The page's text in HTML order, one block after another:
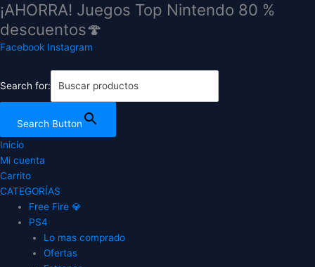
Ir
contenido
¡AHORRA! Juegos Top Nintendo 80 %
descuentos🍄
Facebook Instagram
Search for:
Search Button
Inicio
Mi cuenta
Carrito
CATEGORÍAS
Free Fire 💎
PS4
Lo mas comprado
Ofertas
Monopoly
Family
Fun
Pack
cantidad
Monopoly
Family
Fun
Pack
cantidad